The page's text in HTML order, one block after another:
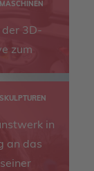
der 3D-
zum
in
an das